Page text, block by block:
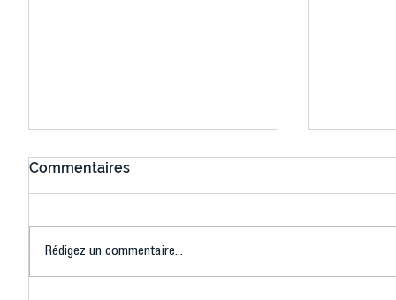
Commentaires
Rédigez un commentaire...